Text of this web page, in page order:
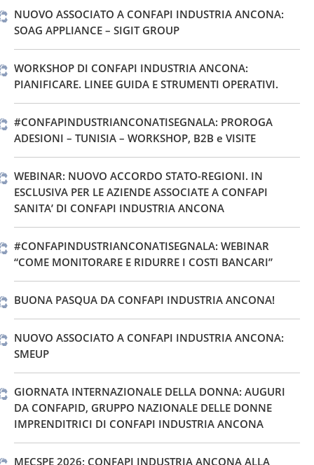
NUOVO ASSOCIATO A CONFAPI INDUSTRIA ANCONA:
SOAG APPLIANCE – SIGIT GROUP
WORKSHOP DI CONFAPI INDUSTRIA ANCONA:
PIANIFICARE. LINEE GUIDA E STRUMENTI OPERATIVI.
#CONFAPINDUSTRIANCONATISEGNALA: PROROGA
ADESIONI – TUNISIA – WORKSHOP, B2B e VISITE
WEBINAR: NUOVO ACCORDO STATO-REGIONI. IN
ESCLUSIVA PER LE AZIENDE ASSOCIATE A CONFAPI
SANITA’ DI CONFAPI INDUSTRIA ANCONA
#CONFAPINDUSTRIANCONATISEGNALA: WEBINAR
“COME MONITORARE E RIDURRE I COSTI BANCARI”
BUONA PASQUA DA CONFAPI INDUSTRIA ANCONA!
NUOVO ASSOCIATO A CONFAPI INDUSTRIA ANCONA:
SMEUP
GIORNATA INTERNAZIONALE DELLA DONNA: AUGURI
DA CONFAPID, GRUPPO NAZIONALE DELLE DONNE
IMPRENDITRICI DI CONFAPI INDUSTRIA ANCONA
MECSPE 2026: CONFAPI INDUSTRIA ANCONA ALLA